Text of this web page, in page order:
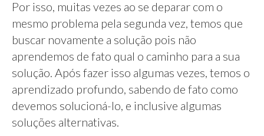
Por isso, muitas vezes ao se deparar com o
mesmo problema pela segunda vez, temos que
buscar novamente a solução pois não
aprendemos de fato qual o caminho para a sua
solução. Após fazer isso algumas vezes, temos o
aprendizado profundo, sabendo de fato como
devemos solucioná-lo, e inclusive algumas
soluções alternativas.